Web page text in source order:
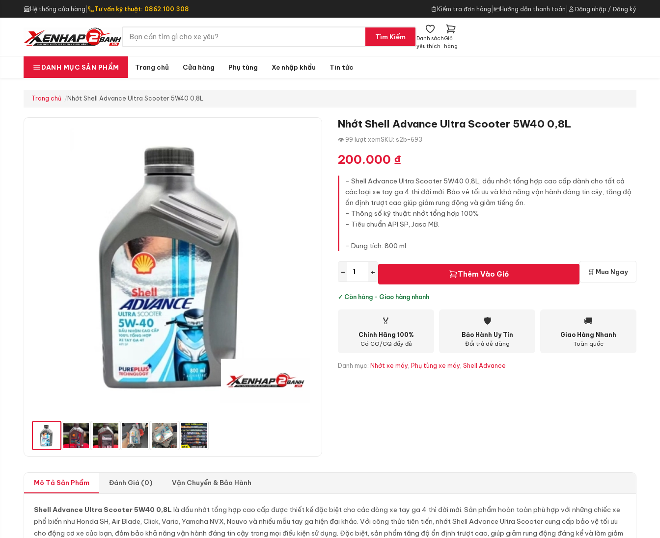
Hệ thống cửa hàng Tư vấn kỹ thuật: 0862.100.308 Kiểm tra đơn hàng Hướng dẫn thanh toán Đăng nhập / Đăng ký
Tìm Kiếm
Danh sách
yêu thích
Giỏ
hàng
DANH MỤC SẢN PHẨM Trang chủ Cửa hàng Phụ tùng Xe nhập khẩu Tin tức
Trang chủ Nhớt Shell Advance Ultra Scooter 5W40 0,8L
Nhớt Shell Advance Ultra Scooter 5W40 0,8L
👁 99 lượt xemSKU: s2b-693
200.000 ₫
- Shell Advance Ultra Scooter 5W40 0,8L, dầu nhớt tổng hợp cao cấp dành cho tất cả
các loại xe tay ga 4 thì đời mới. Bảo vệ tối ưu và khả năng vận hành đáng tin cậy, tăng độ
ổn định trượt cao giúp giảm rung động và giảm tiếng ồn.
- Thông số kỹ thuật: nhớt tổng hợp 100%
- Tiêu chuẩn API SP, Jaso MB.
- Dung tích: 800 ml
− + Thêm Vào Giỏ 🛒 Mua Ngay
✓ Còn hàng - Giao hàng nhanh
🏅
Chính Hãng 100%
Có CO/CQ đầy đủ
🛡
Bảo Hành Uy Tín
Đổi trả dễ dàng
🚚
Giao Hàng Nhanh
Toàn quốc
Danh mục: Nhớt xe máy, Phụ tùng xe máy, Shell Advance
Mô Tả Sản Phẩm Đánh Giá (0) Vận Chuyển & Bảo Hành
Shell Advance Ultra Scooter 5W40 0,8L là dầu nhớt tổng hợp cao cấp được thiết kế đặc biệt cho các dòng xe tay ga 4 thì đời mới. Sản phẩm hoàn toàn phù hợp với những chiếc xe
phổ biến như Honda SH, Air Blade, Click, Vario, Yamaha NVX, Nouvo và nhiều mẫu tay ga hiện đại khác. Với công thức tiên tiến, nhớt Shell Advance Ultra Scooter cung cấp bảo vệ tối ưu
cho động cơ xe của bạn, đảm bảo khả năng vận hành đáng tin cậy trong mọi điều kiện sử dụng. Đặc biệt, sản phẩm tăng độ ổn định trượt cao, giúp giảm rung động đáng kể và làm giảm